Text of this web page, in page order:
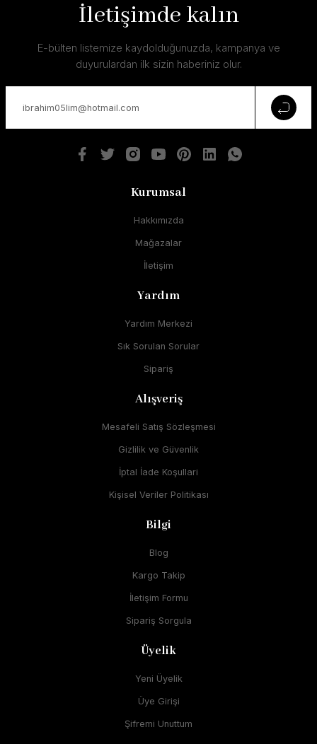
İletişimde kalın
E-bülten listemize kaydolduğunuzda, kampanya ve
duyurulardan ilk sizin haberiniz olur.
Kurumsal
Hakkımızda
Mağazalar
İletişim
Yardım
Yardım Merkezi
Sık Sorulan Sorular
Sipariş
Alışveriş
Mesafeli Satış Sözleşmesi
Gizlilik ve Güvenlik
İptal İade Koşullari
Kişisel Veriler Politikası
Bilgi
Blog
Kargo Takip
İletişim Formu
Sipariş Sorgula
Üyelik
Yeni Üyelik
Üye Girişi
Şifremi Unuttum